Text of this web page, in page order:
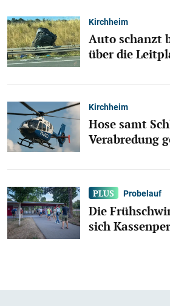
Kirchheim
Auto schanzt
über die
Kirchheim
Hose samt
Verabredung
Probelauf
Die
sich